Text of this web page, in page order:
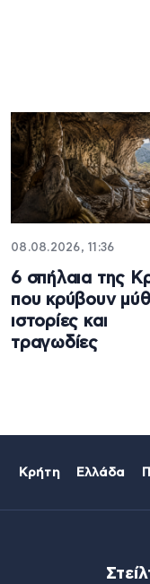
08.08.2026, 11:36
6 σπήλαια της
που κρύβουν
ιστορίες και
τραγωδίες
Κρήτη Ελλάδα